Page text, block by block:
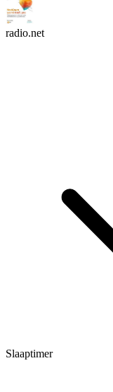
radio.net
Slaaptimer